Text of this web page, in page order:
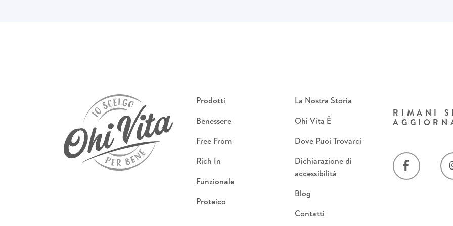
Prodotti
Benessere
Free From
Rich In
Funzionale
Proteico
La Nostra Storia
Ohi Vita È
Dove Puoi Trovarci
Dichiarazione di
accessibilità
Blog
Contatti
RIMANI